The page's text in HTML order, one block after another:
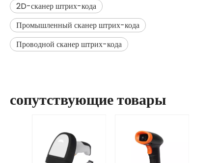
2D-сканер штрих-кода
Промышленный сканер штрих-кода
Проводной сканер штрих-кода
сопутствующие товары